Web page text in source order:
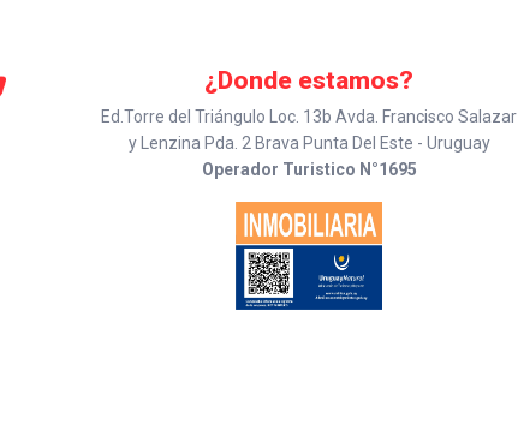
¿Donde estamos?
Ed.Torre del Triángulo Loc. 13b Avda. Francisco Salazar
y Lenzina Pda. 2 Brava Punta Del Este - Uruguay
Operador Turistico N°1695